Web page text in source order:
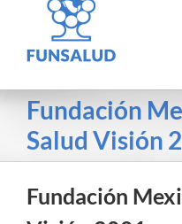
Fundación
Salud Visión
Fundación